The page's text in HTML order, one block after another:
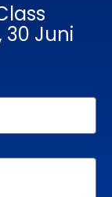
30 Juni